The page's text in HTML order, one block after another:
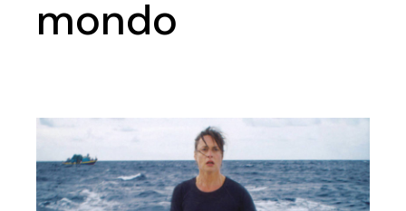
mondo